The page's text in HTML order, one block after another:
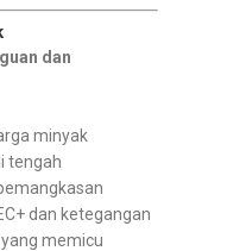
dan
minyak
tengah
dan ketegangan
memicu